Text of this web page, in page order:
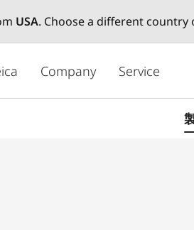
USA. Choose a different
Company Service